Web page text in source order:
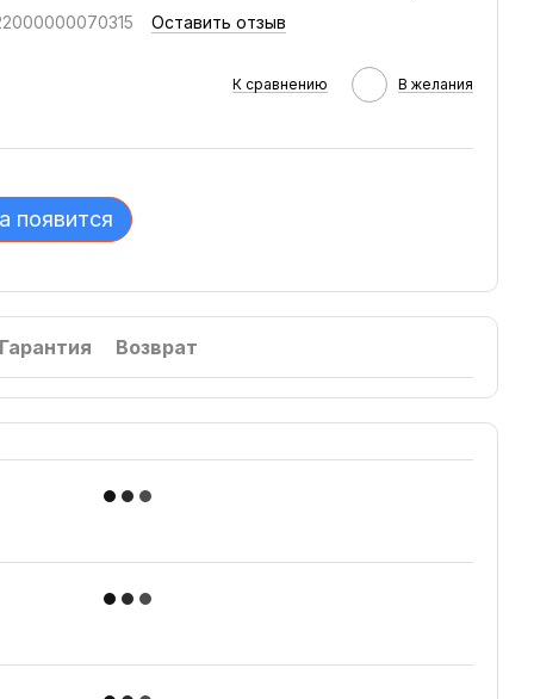
Оставить отзыв
К сравнению В желания
появится
Гарантия Возврат